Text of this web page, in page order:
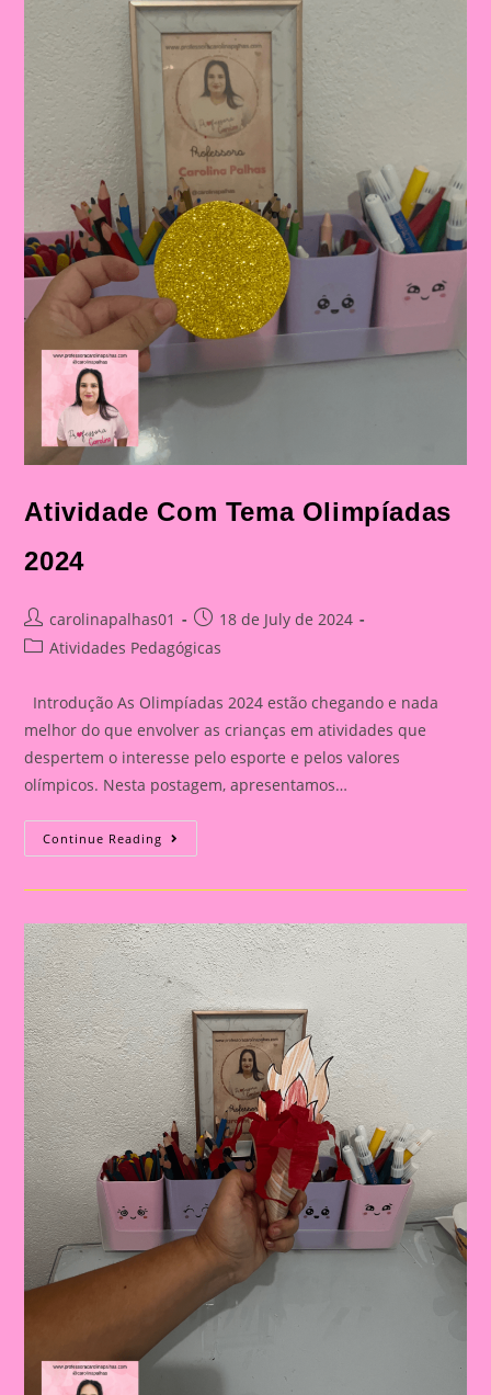
Atividade Com Tema Olimpíadas
2024
Post
author:
carolinapalhas01
Post
published:
18 de July de 2024
PostAtividades Pedagógicas
Introdução As Olimpíadas 2024 estão chegando e nada
melhor do que envolver as crianças em atividades que
despertem o interesse pelo esporte e pelos valores
olímpicos. Nesta postagem, apresentamos…
Continue Reading Atividade
Com
Olimpíadas